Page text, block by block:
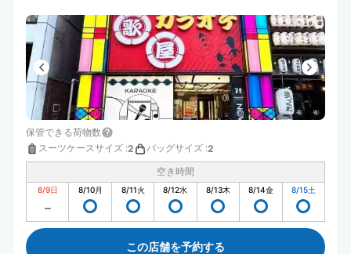
保管できる荷物数
スーツケースサイズ :2 バッグサイズ :2
空き時間
8/9日 8/10月 8/11火 8/12水 8/13木 8/14金 8/15土
この店舗を予約する